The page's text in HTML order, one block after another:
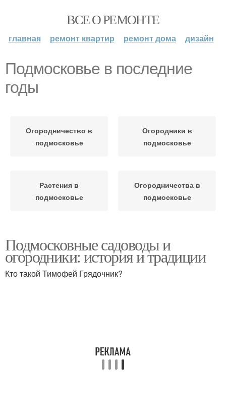
ВСЕ О РЕМОНТЕ
главная ремонт квартир ремонт дома дизайн
Подмосковье в последние
годы
Огородничество в
подмосковье
Огородники в
подмосковье
Растения в
подмосковье
Огородничества в
подмосковье
Подмосковные садоводы и
огородники: история и традиции
Кто такой Тимофей Грядочник?